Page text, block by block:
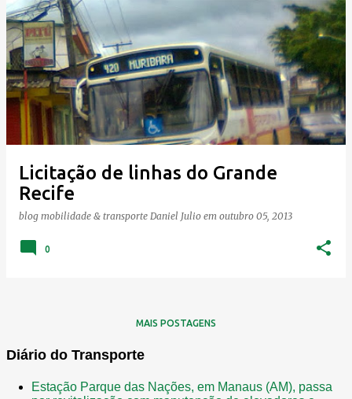
P
o
s
a
Licitação de linhas do Grande
Recife
blog mobilidade & transporte Daniel Julio em outubro 05, 2013
0
MAIS POSTAGENS
Diário do Transporte
Estação Parque das Nações, em Manaus (AM), passa